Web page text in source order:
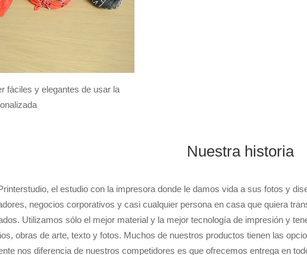
fáciles y elegantes de usar la
Nuestra historia
el estudio con la impresora donde le damos vida a sus fotos y
negocios corporativos y casi cualquier persona en casa que quiera
Utilizamos sólo el mejor material y la mejor tecnología de impresión y
obras de arte, texto y fotos. Muchos de nuestros productos tienen las
nos diferencia de nuestros competidores es que ofrecemos entrega en